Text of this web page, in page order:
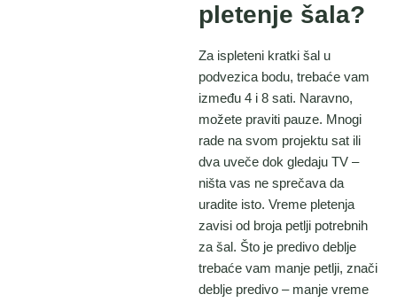
pletenje šala?
Za ispleteni kratki šal u
podvezica bodu, trebaće vam
između 4 i 8 sati. Naravno,
možete praviti pauze. Mnogi
rade na svom projektu sat ili
dva uveče dok gledaju TV –
ništa vas ne sprečava da
uradite isto. Vreme pletenja
zavisi od broja petlji potrebnih
za šal. Što je predivo deblje
trebaće vam manje petlji, znači
deblje predivo – manje vreme